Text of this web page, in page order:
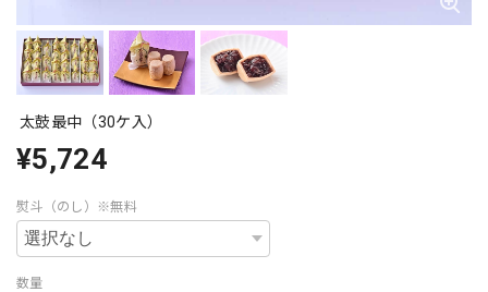
太鼓最中（30ケ入）
¥5,724
熨斗（のし）※無料
数量